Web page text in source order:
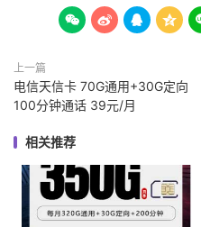
   
上一篇
电信天信卡 70G通用+30G定向
100分钟通话 39元/月
相关推荐